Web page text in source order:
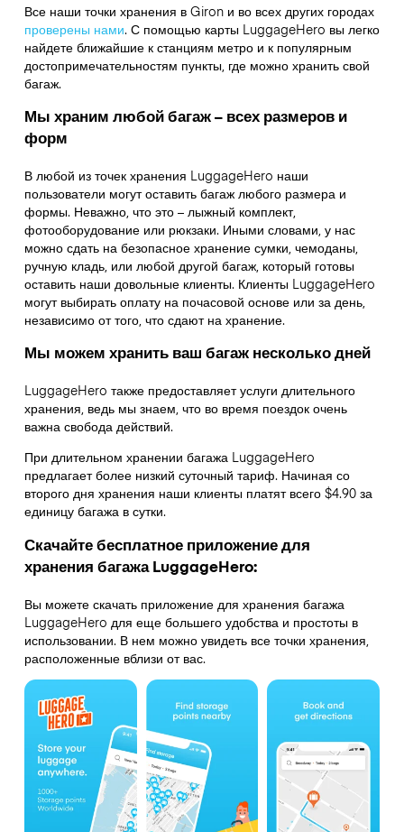
Все наши точки хранения в Giron и во всех других городах
проверены нами. С помощью карты LuggageHero вы легко
найдете ближайшие к станциям метро и к популярным
достопримечательностям пункты, где можно хранить свой
багаж.
Мы храним любой багаж – всех размеров и
форм
В любой из точек хранения LuggageHero наши
пользователи могут оставить багаж любого размера и
формы. Неважно, что это – лыжный комплект,
фотооборудование или рюкзаки. Иными словами, у нас
можно сдать на безопасное хранение сумки, чемоданы,
ручную кладь, или любой другой багаж, который готовы
оставить наши довольные клиенты. Клиенты LuggageHero
могут выбирать оплату на почасовой основе или за день,
независимо от того, что сдают на хранение.
Мы можем хранить ваш багаж несколько дней
LuggageHero также предоставляет услуги длительного
хранения, ведь мы знаем, что во время поездок очень
важна свобода действий.
При длительном хранении багажа LuggageHero
предлагает более низкий суточный тариф. Начиная со
второго дня хранения наши клиенты платят всего $4.90 за
единицу багажа в сутки.
Скачайте бесплатное приложение для
хранения багажа LuggageHero:
Вы можете скачать приложение для хранения багажа
LuggageHero для еще большего удобства и простоты в
использовании. В нем можно увидеть все точки хранения,
расположенные вблизи от вас.